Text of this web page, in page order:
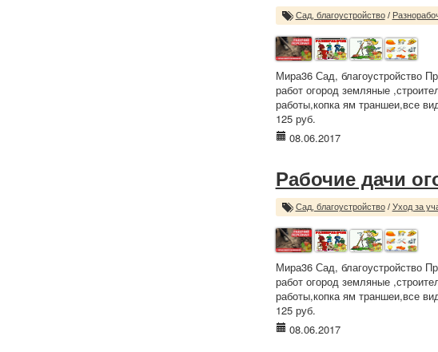
Сад, благоустройство/
Мира36 Сад, благоустройство
работ огород земляные
работы,копка ям траншеи,все
125 руб.
08.06.2017
Рабочие дачи
Сад, благоустройство/ Уход за
Мира36 Сад, благоустройство
работ огород земляные
работы,копка ям траншеи,все
125 руб.
08.06.2017